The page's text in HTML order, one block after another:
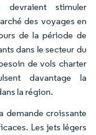
stimuler
des voyages en
de la période de
dans le secteur du
de vols charter
davantage la
la région.
demande croissante
Les jets légers